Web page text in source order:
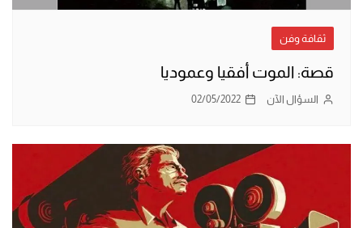
ثقافة وفن
قصة: الموت أفقيا وعموديا
السؤال الآن 02/05/2022